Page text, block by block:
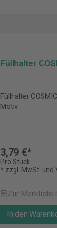
Füllhalter
Füllhalter
Motiv
3,79 €*
Pro Stück
* zzgl. MwSt. und
Zur Merkliste
In den